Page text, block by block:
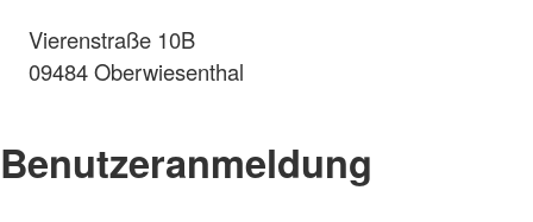
Vierenstraße 10B
09484 Oberwiesenthal
Benutzeranmeldung